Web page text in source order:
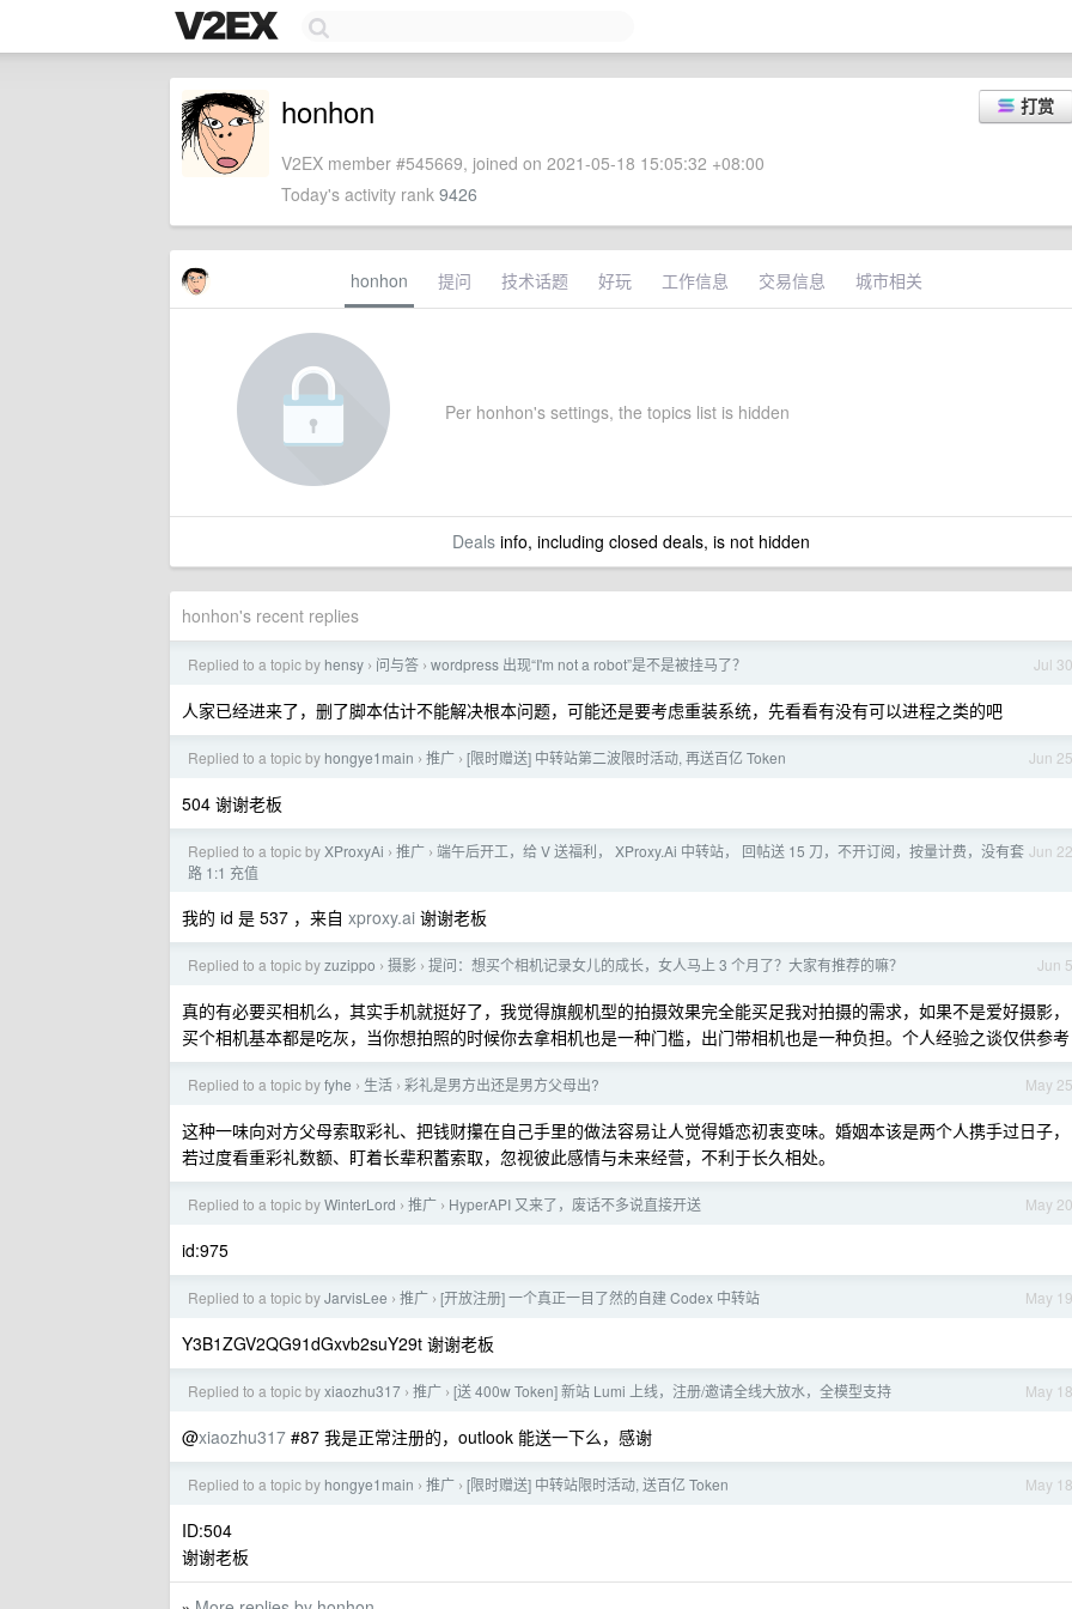
打赏
honhon
V2EX member #545669, joined on 2021-05-18 15:05:32 +08:00
Today's activity rank 9426
honhon 提问 技术话题 好玩 工作信息 交易信息 城市相关
Per honhon's settings, the topics list is hidden
Dealsinfo, including closed deals, is not hidden
honhon's recent replies
Jul 30
Replied to a topic by hensy › 问与答 › wordpress 出现“I'm not a robot”是不是被挂马了？
人家已经进来了，删了脚本估计不能解决根本问题，可能还是要考虑重装系统，先看看有没有可以进程之类的吧
Jun 25
Replied to a topic by hongye1main › 推广 › [限时赠送] 中转站第二波限时活动, 再送百亿 Token
504 谢谢老板
Jun 22
Replied to a topic byXProxyAi › 推广 › 端午后开工，给 V 送福利， XProxy.Ai 中转站， 回帖送 15 刀，不开订阅，按量计费，没有套
路 1:1 充值
我的 id 是 537 ，来自 xproxy.ai 谢谢老板
Jun 5
Replied to a topic byzuzippo › 摄影 › 提问：想买个相机记录女儿的成长，女人马上 3 个月了？大家有推荐的嘛？
真的有必要买相机么，其实手机就挺好了，我觉得旗舰机型的拍摄效果完全能买足我对拍摄的需求，如果不是爱好摄影，
买个相机基本都是吃灰，当你想拍照的时候你去拿相机也是一种门槛，出门带相机也是一种负担。个人经验之谈仅供参考
May 25
Replied to a topic byfyhe › 生活 › 彩礼是男方出还是男方父母出?
这种一味向对方父母索取彩礼、把钱财攥在自己手里的做法容易让人觉得婚恋初衷变味。婚姻本该是两个人携手过日子，
若过度看重彩礼数额、盯着长辈积蓄索取，忽视彼此感情与未来经营，不利于长久相处。
May 20
Replied to a topic byWinterLord › 推广 › HyperAPI 又来了，废话不多说直接开送
id:975
May 19
Replied to a topic byJarvisLee › 推广 › [开放注册] 一个真正一目了然的自建 Codex 中转站
Y3B1ZGV2QG91dGxvb2suY29t 谢谢老板
May 18
Replied to a topic byxiaozhu317 › 推广 › [送 400w Token] 新站 Lumi 上线，注册/邀请全线大放水，全模型支持
@xiaozhu317 #87 我是正常注册的，outlook 能送一下么，感谢
May 18
Replied to a topic by hongye1main › 推广 › [限时赠送] 中转站限时活动, 送百亿 Token
ID:504
谢谢老板